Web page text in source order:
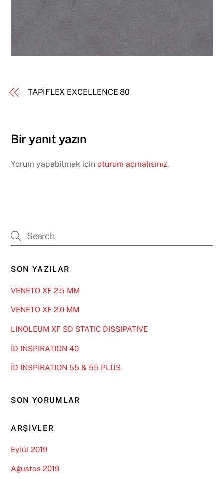
TAPİFLEX EXCELLENCE 80
Bir yanıt yazın
Yorum yapabilmek içinoturum açmalısınız.
SON YAZILAR
VENETO XF 2.5 MM
VENETO XF 2.0 MM
LINOLEUM XF SD STATIC DISSIPATIVE
İD INSPIRATION 40
İD INSPIRATION 55 & 55 PLUS
SON YORUMLAR
ARŞIVLER
Eylül 2019
Ağustos 2019